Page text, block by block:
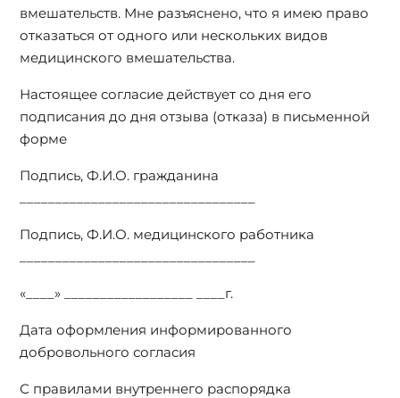
вмешательств. Мне разъяснено, что я имею право
отказаться от одного или нескольких видов
медицинского вмешательства.
Настоящее согласие действует со дня его
подписания до дня отзыва (отказа) в письменной
форме
Подпись, Ф.И.О. гражданина
Подпись, Ф.И.О. медицинского работника
«____» __________________ ____г.
Дата оформления информированного
добровольного согласия
С правилами внутреннего распорядка